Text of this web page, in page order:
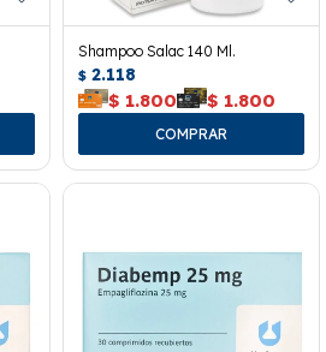
Shampoo Salac 140 Ml.
$ 2.118
$ 1.800 $ 1.800